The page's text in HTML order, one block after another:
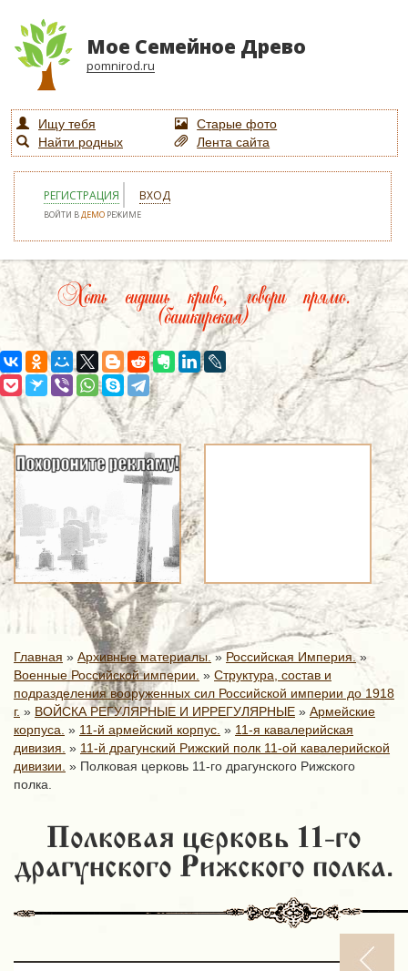
Мое Семейное Древо
pomnirod.ru
Ищу тебя
Старые фото
Найти родных
Лента сайта
РЕГИСТРАЦИЯ ВХОД
ВОЙТИ ВДЕМО РЕЖИМЕ
Хоть сидишь криво, говори прямо.
(башкирская)
Главная » Архивные материалы.» Российская Империя. »
Военные Российской империи. » Структура, состав и
подразделения вооруженных сил Российской империи до 1918
г. » ВОЙСКА РЕГУЛЯРНЫЕ И ИРРЕГУЛЯРНЫЕ » Армейские
корпуса. » 11-й армейский корпус. » 11-я кавалерийская
дивизия. » 11-й драгунский Рижский полк 11-ой кавалерийской
дивизии. » Полковая церковь 11-го драгунского Рижского
полка.
Полковая церковь 11-го
драгунского Рижского полка.